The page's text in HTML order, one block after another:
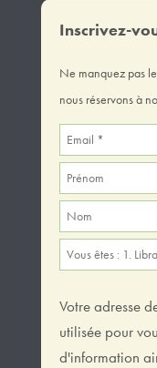
Inscrivez-
Ne manquez pas
nous réservons à
Votre adresse
utilisée pour
d'information